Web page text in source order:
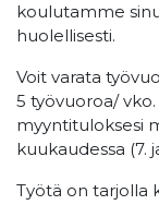
koulutamme
huolellisesti.
Voit varata
5 työvuoroa/
myyntituloksesi
kuukaudessa (7.
Työtä on tarjolla